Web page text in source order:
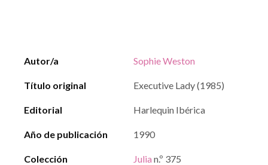
Autor/a Sophie Weston
Título original Executive Lady (1985)
Editorial Harlequin Ibérica
Año de publicación 1990
Colección Julia n.º 375